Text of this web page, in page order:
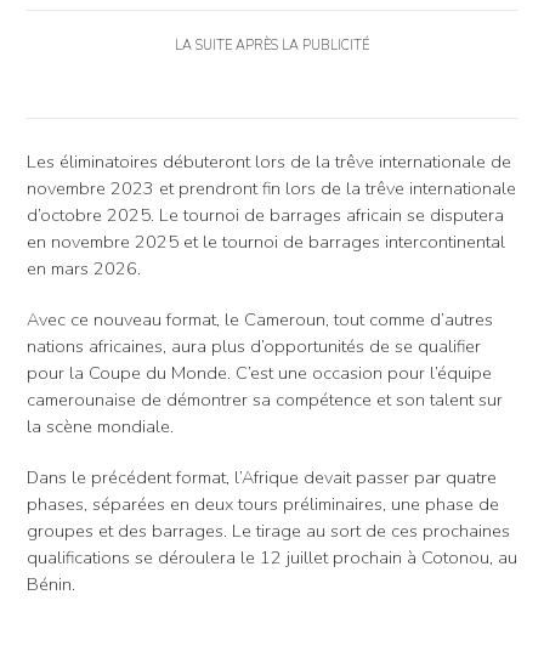
LA SUITE APRÈS LA PUBLICITÉ
Les éliminatoires débuteront lors de la trêve internationale de
novembre 2023 et prendront fin lors de la trêve internationale
d’octobre 2025. Le tournoi de barrages africain se disputera
en novembre 2025 et le tournoi de barrages intercontinental
en mars 2026.
Avec ce nouveau format, le Cameroun, tout comme d’autres
nations africaines, aura plus d’opportunités de se qualifier
pour la Coupe du Monde. C’est une occasion pour l’équipe
camerounaise de démontrer sa compétence et son talent sur
la scène mondiale.
Dans le précédent format, l’Afrique devait passer par quatre
phases, séparées en deux tours préliminaires, une phase de
groupes et des barrages. Le tirage au sort de ces prochaines
qualifications se déroulera le 12 juillet prochain à Cotonou, au
Bénin.